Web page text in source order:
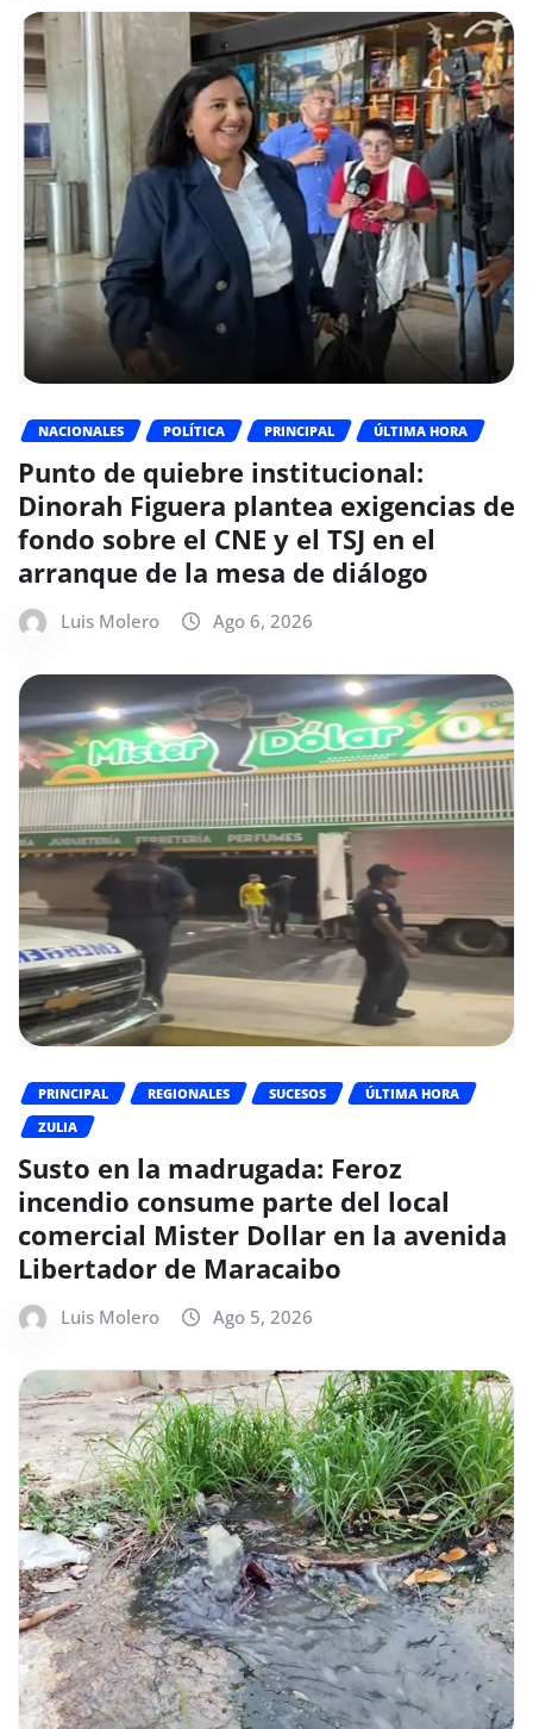
NACIONALES POLÍTICA PRINCIPAL ÚLTIMA HORA
Punto de quiebre institucional:
Dinorah Figuera plantea exigencias de
fondo sobre el CNE y el TSJ en el
arranque de la mesa de diálogo
Luis Molero Ago 6, 2026
PRINCIPAL REGIONALES SUCESOS
ÚLTIMA HORA
ZULIA
Susto en la madrugada: Feroz
incendio consume parte del local
comercial Mister Dollar en la avenida
Libertador de Maracaibo
Luis Molero Ago 5, 2026